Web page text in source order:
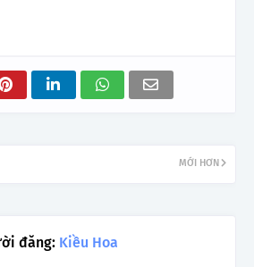
MỚI HƠN
đăng: Kiều Hoa